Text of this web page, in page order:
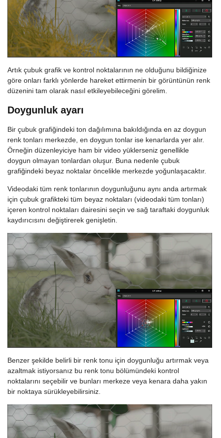
Artık çubuk grafik ve kontrol noktalarının ne olduğunu bildiğinize
göre onları farklı yönlerde hareket ettirmenin bir görüntünün renk
düzenini tam olarak nasıl etkileyebileceğini görelim.
Doygunluk ayarı
Bir çubuk grafiğindeki ton dağılımına bakıldığında en az doygun
renk tonları merkezde, en doygun tonlar ise kenarlarda yer alır.
Örneğin düzenleyiciye ham bir video yüklerseniz genellikle
doygun olmayan tonlardan oluşur. Buna nedenle çubuk
grafiğindeki beyaz noktalar öncelikle merkezde yoğunlaşacaktır.
Videodaki tüm renk tonlarının doygunluğunu aynı anda artırmak
için çubuk grafikteki tüm beyaz noktaları (videodaki tüm tonları)
içeren kontrol noktaları dairesini seçin ve sağ taraftaki doygunluk
kaydırıcısını değiştirerek genişletin.
Benzer şekilde belirli bir renk tonu için doygunluğu artırmak veya
azaltmak istiyorsanız bu renk tonu bölümündeki kontrol
noktalarını seçebilir ve bunları merkeze veya kenara daha yakın
bir noktaya sürükleyebilirsiniz.